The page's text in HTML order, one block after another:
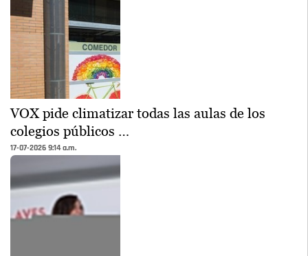
VOX pide climatizar todas las aulas de los
colegios públicos …
17-07-2026 9:14 a.m.